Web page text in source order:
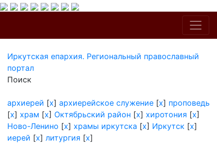
Иркутская епархия. Региональный православный
портал
Поиск
архиерей [x] архиерейское служение [x] проповедь
[x] храм [x] Октябрьский район [x] хиротония [x]
Ново-Ленино [x] храмы иркутска [x] Иркутск [x]
иерей [x] литургия [x]